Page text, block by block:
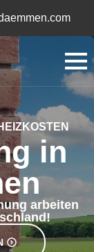
in
arbeiten